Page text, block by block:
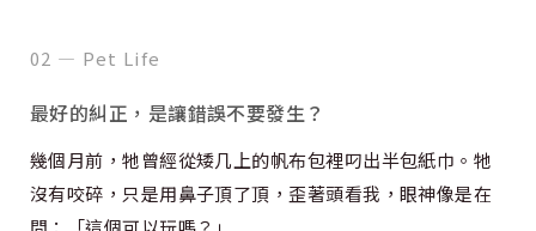
02 — Pet Life
最好的糾正，是讓錯誤不要發生？
幾個月前，牠曾經從矮几上的帆布包裡叼出半包紙巾。牠
沒有咬碎，只是用鼻子頂了頂，歪著頭看我，眼神像是在